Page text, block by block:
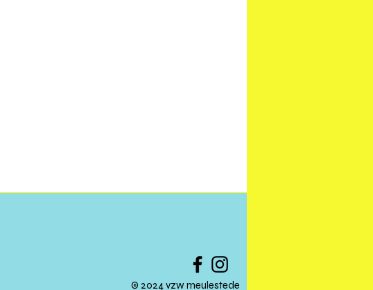
© 2024 vzw meulestede